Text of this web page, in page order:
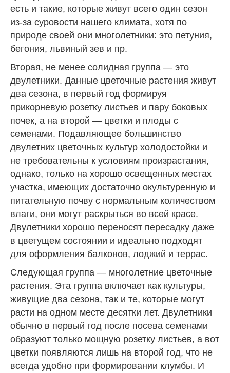
есть и такие, которые живут всего один сезон
из-за суровости нашего климата, хотя по
природе своей они многолетники: это петуния,
бегония, львиный зев и пр.
Вторая, не менее солидная группа — это
двулетники. Данные цветочные растения живут
два сезона, в первый год формируя
прикорневую розетку листьев и пару боковых
почек, а на второй — цветки и плоды с
семенами. Подавляющее большинство
двулетних цветочных культур холодостойки и
не требовательны к условиям произрастания,
однако, только на хорошо освещенных местах
участка, имеющих достаточно окультуренную и
питательную почву с нормальным количеством
влаги, они могут раскрыться во всей красе.
Двулетники хорошо переносят пересадку даже
в цветущем состоянии и идеально подходят
для оформления балконов, лоджий и террас.
Следующая группа — многолетние цветочные
растения. Эта группа включает как культуры,
живущие два сезона, так и те, которые могут
расти на одном месте десятки лет. Двулетники
обычно в первый год после посева семенами
образуют только мощную розетку листьев, а вот
цветки появляются лишь на второй год, что не
всегда удобно при формировании клумбы. И